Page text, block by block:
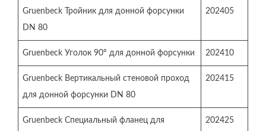
Gruenbeck Тройник для донной форсунки
DN 80
202405
Gruenbeck Уголок 90º для донной форсунки 202410
Gruenbeck Вертикальный стеновой проход
для донной форсунки DN 80
202415
Gruenbeck Специальный фланец для
202425